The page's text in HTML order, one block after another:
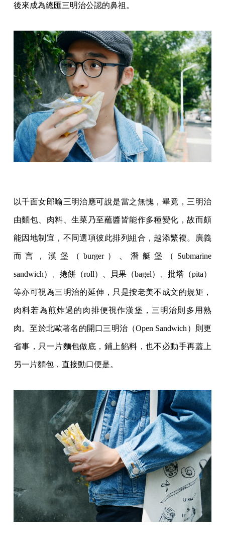
後來成為總匯三明治公認的鼻祖。
以千面女郎喻三明治應可說是當之無愧，畢竟，三明治
由麵包、肉料、生菜乃至蘸醬皆能作多種變化，故而頗
能因地制宜，不同選項彼此排列組合，越添繁複。廣義
而言，漢堡（burger）、潛艇堡（Submarine
sandwich）、捲餅（roll）、貝果（bagel）、批塔（pita）
等亦可視為三明治的延伸，只是按老美不成文的規矩，
肉料若為煎炸過的肉排便視作漢堡，三明治則多用熟
肉。至於北歐著名的開口三明治（Open Sandwich）則更
省事，只一片麵包做底，鋪上餡料，也不必動手再蓋上
另一片麵包，直接動口便是。